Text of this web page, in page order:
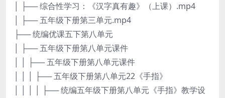
│ ├── 综合性学习：《汉字真有趣》（上课）.mp4
│ ├── 五年级下册第三单元.mp4
├── 统编优课五下第八单元
│ ├── 五年级下册第八单元课件
│ │ ├── 五年级下册第八单元课件
│ │ │ ├── 五年级下册第八单元22《手指》
│ │ │ │ ├── 统编五年级下册第八单元《手指》教学设